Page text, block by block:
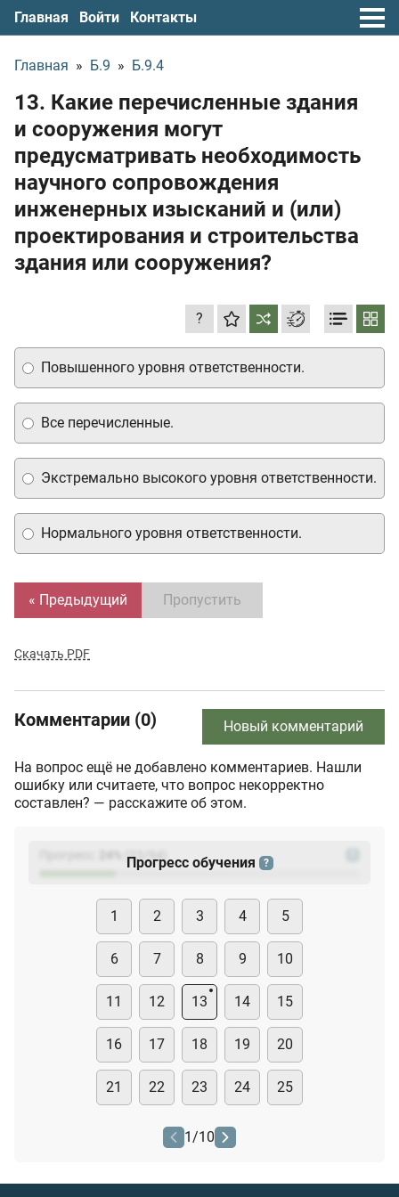
Главная Войти Контакты
Главная » Б.9 » Б.9.4
13. Какие перечисленные здания
и сооружения могут
предусматривать необходимость
научного сопровождения
инженерных изысканий и (или)
проектирования и строительства
здания или сооружения?
?
Повышенного уровня ответственности.
Экстремально высокого уровня ответственности.
Нормального уровня ответственности.
Все перечисленные.
« Предыдущий Пропустить
Скачать PDF
Комментарии (0) Новый комментарий
На вопрос ещё не добавлено комментариев. Нашли
ошибку или считаете, что вопрос некорректно
составлен? — расскажите об этом.
(23
Прогресс обучения ?
1 2 3 4 5
6 7 8 9 10
11 12 13 14 15
16 17 18 19 20
21 22 23 24 25
1/10